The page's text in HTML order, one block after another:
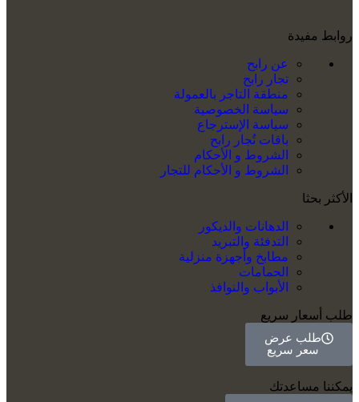
روابط مفيدة
عن رابح
تجار رابح
منطقة التاجر بالعمولة
سياسة الخصوصية
سياسة الإسترجاع
باقات تُجار رابح
الشروط و الأحكام
الشروط و الأحكام للتجار
الأكثر بحثا
الدهانات والديكور
التدفئة والتبريد
مطابخ وأجهزة منزلية
الحمامات
الأبواب والنوافذ
طلب أسعار سريع
طلب عرض
سعر سريع
يمكننا مساعدتك